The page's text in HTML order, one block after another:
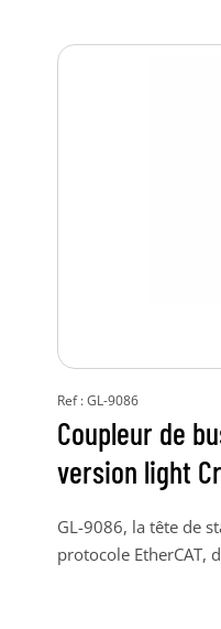
Ref : GL-9086
Coupleur de
version light
GL-9086, la tête de
protocole EtherCAT,